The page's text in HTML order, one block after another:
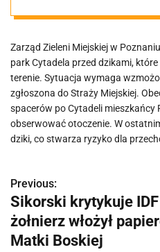
Zarząd Zieleni Miejskiej w
park Cytadela przed dzikami,
terenie. Sytuacja wymaga
zgłoszona do Straży Miejskiej.
spacerów po Cytadeli
obserwować otoczenie. W
dziki, co stwarza ryzyko dla
N
a
w
Previous:
Sikorski krytykuje
żołnierz włożył
Matki Boskiej